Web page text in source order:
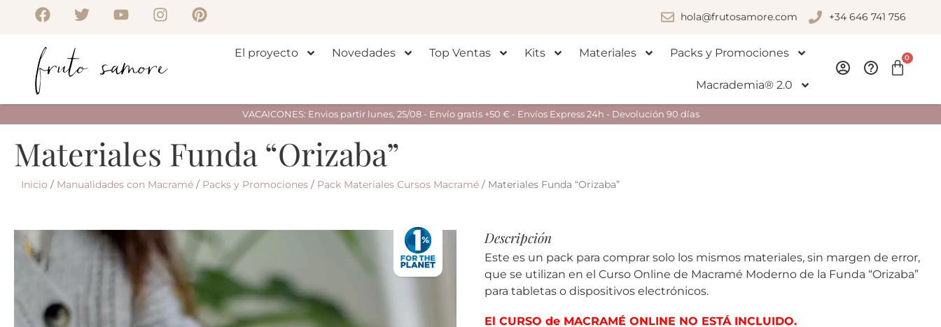
hola@frutosamore.com +34 646 741 756
El proyecto Novedades Top Ventas Kits Materiales Packs y Promociones
Macrademia® 2.0
0
VACAICONES: Envios partir lunes, 25/08 - Envío gratis +50 € - Envíos Express 24h - Devolución 90 días
Materiales Funda “Orizaba”
Inicio / Manualidades con Macramé / Packs y Promociones / Pack Materiales Cursos Macramé / Materiales Funda “Orizaba”
Descripción
Este es un pack para comprar solo los mismos materiales, sin margen de error,
que se utilizan en el Curso Online de Macramé Moderno de la Funda “Orizaba”
para tabletas o dispositivos electrónicos.
El CURSO de MACRAMÉ ONLINE NO ESTÁ INCLUIDO.